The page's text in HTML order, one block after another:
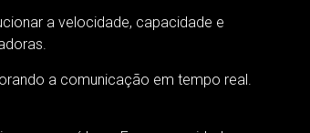
a velocidade, capacidade e
a comunicação em tempo real.